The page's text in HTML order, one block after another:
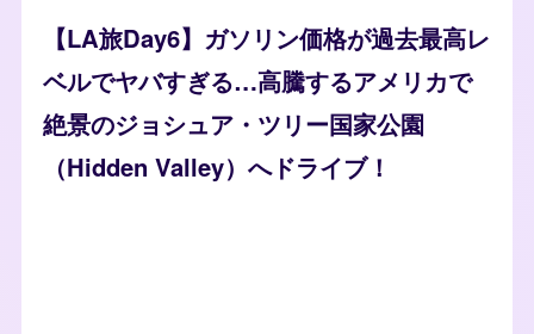
【LA旅Day6】ガソリン価格が過去最高レ
ベルでヤバすぎる…高騰するアメリカで
絶景のジョシュア・ツリー国家公園
（Hidden Valley）へドライブ！